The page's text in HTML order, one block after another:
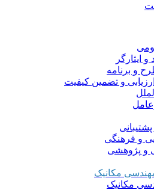
ایثارگر
و برنامه
و تضمین کیفیت
و فرهنگی
و پژوهشی
مکانیک
مکانیک